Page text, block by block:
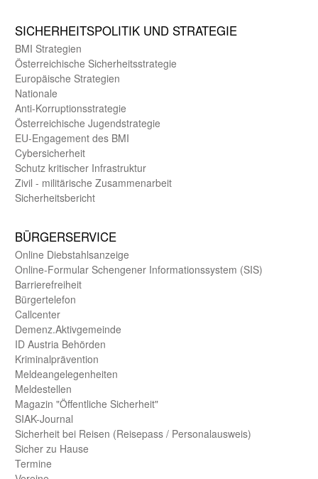
SICHER­HEITS­POLITIK UND STRATEGIE
BMI Strategien
Öster­reichische Sicherheits­strategie
Europäische Strategien
Nationale
Anti-Korruptions­strategie
Öster­reichische Jugend­strategie
EU-Engagement des BMI
Cybersicherheit
Schutz kritischer Infra­struktur
Zivil - militärische Zusammen­arbeit
Sicherheits­bericht
BÜRGER­SERVICE
Online Diebstahls­anzeige
Online-Formular Schengener Informationssystem (SIS)
Barriere­freiheit
Bürger­telefon
Call­center
Demenz.Aktiv­gemeinde
ID Austria Behörden
Kriminal­prävention
Melde­an­ge­le­gen­heiten
Meld­estellen
Magazin "Öffentliche Sicherheit"
SIAK-Journal
Sicherheit bei Reisen (Reise­pass / Personal­ausweis)
Sicher zu Hause
Termine